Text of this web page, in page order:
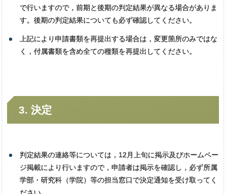
で行いますので，前期と後期の判定結果が異なる場合がありま
す。後期の判定結果についても必ず確認してください。
上記により申請書類を再提出する場合は，変更箇所のみではな
く，付属書類を含め全ての種類を再提出してください。
3. 決定
判定結果の連絡等については，12月上旬に掲示及びホームペー
ジ掲載により行いますので，申請者は掲示を確認し，必ず所属
学部・研究科（学院）等の担当窓口で決定通知を受け取ってく